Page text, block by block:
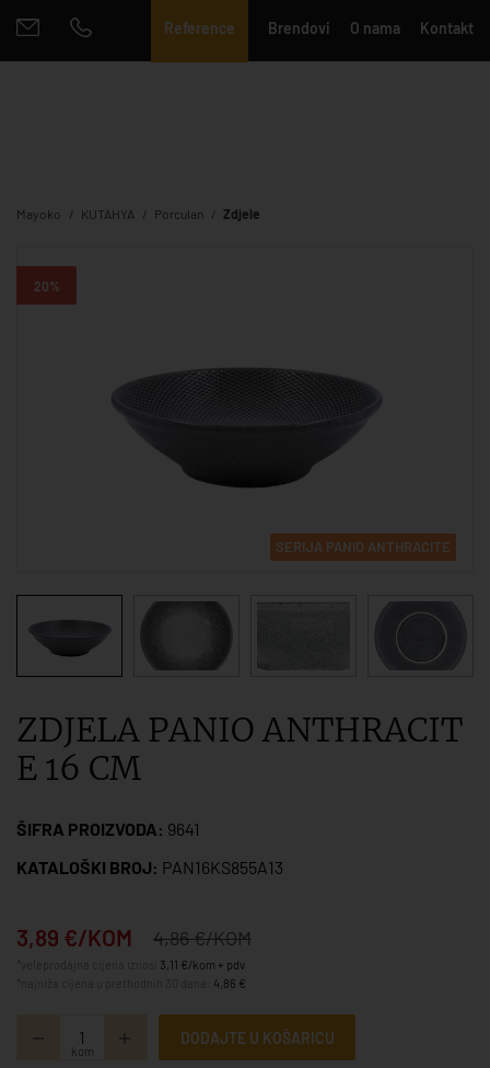
Reference Brendovi O nama Kontakt
Mayoko KUTAHYA Porculan Zdjele
20%
SERIJA PANIO ANTHRACITE
ZDJELA PANIO ANTHRACIT
E 16 CM
ŠIFRA PROIZVODA: 9641
KATALOŠKI BROJ: PAN16KS855A13
3,89 €/KOM 4,86 €/KOM
3,11 €/kom + pdv
4,86 €
kom
DODAJTE U KOŠARICU